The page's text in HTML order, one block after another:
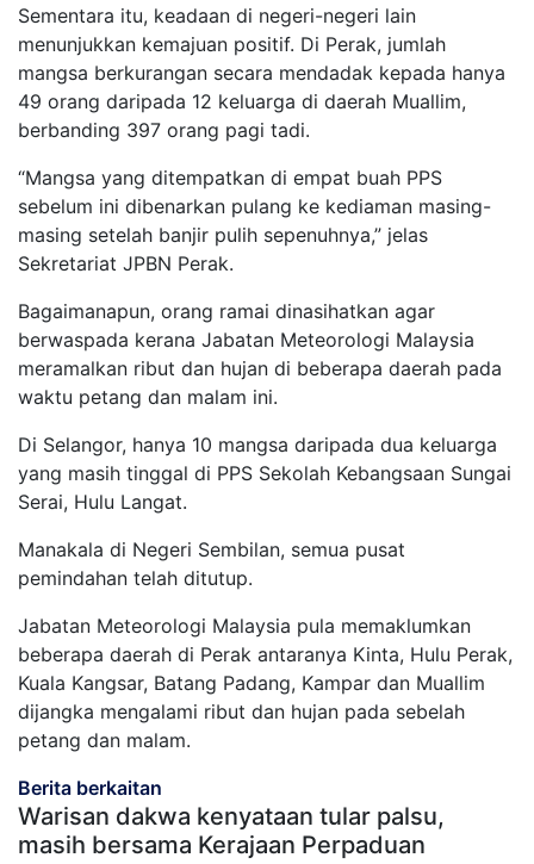
Sementara itu, keadaan di negeri-negeri lain
menunjukkan kemajuan positif. Di Perak, jumlah
mangsa berkurangan secara mendadak kepada hanya
49 orang daripada 12 keluarga di daerah Muallim,
berbanding 397 orang pagi tadi.
“Mangsa yang ditempatkan di empat buah PPS
sebelum ini dibenarkan pulang ke kediaman masing-
masing setelah banjir pulih sepenuhnya,” jelas
Sekretariat JPBN Perak.
Bagaimanapun, orang ramai dinasihatkan agar
berwaspada kerana Jabatan Meteorologi Malaysia
meramalkan ribut dan hujan di beberapa daerah pada
waktu petang dan malam ini.
Di Selangor, hanya 10 mangsa daripada dua keluarga
yang masih tinggal di PPS Sekolah Kebangsaan Sungai
Serai, Hulu Langat.
Manakala di Negeri Sembilan, semua pusat
pemindahan telah ditutup.
Jabatan Meteorologi Malaysia pula memaklumkan
beberapa daerah di Perak antaranya Kinta, Hulu Perak,
Kuala Kangsar, Batang Padang, Kampar dan Muallim
dijangka mengalami ribut dan hujan pada sebelah
petang dan malam.
Berita berkaitan
Warisan dakwa kenyataan tular palsu,
masih bersama Kerajaan Perpaduan